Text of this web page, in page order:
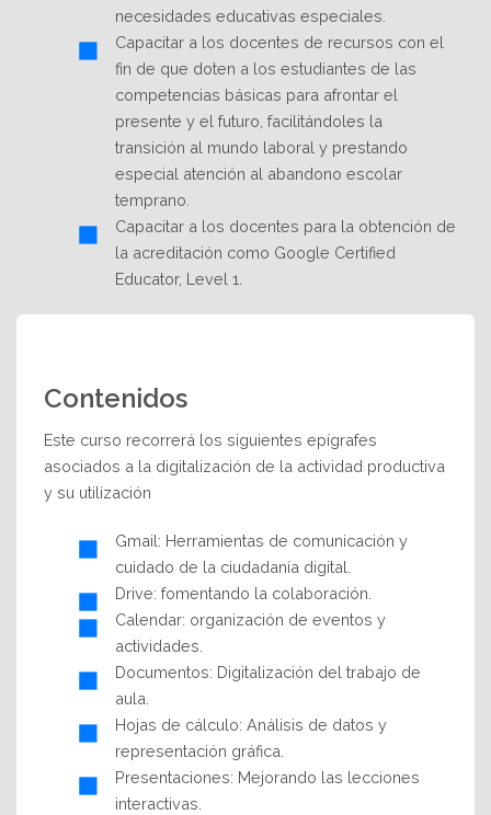
necesidades educativas especiales.
Capacitar a los docentes de recursos con el
fin de que doten a los estudiantes de las
competencias básicas para afrontar el
presente y el futuro, facilitándoles la
transición al mundo laboral y prestando
especial atención al abandono escolar
temprano.
Capacitar a los docentes para la obtención de
la acreditación como Google Certified
Educator, Level 1.
Contenidos
Este curso recorrerá los siguientes epígrafes
asociados a la digitalización de la actividad productiva
y su utilización
Gmail: Herramientas de comunicación y
cuidado de la ciudadanía digital.
Drive: fomentando la colaboración.
Calendar: organización de eventos y
actividades.
Documentos: Digitalización del trabajo de
aula.
Hojas de cálculo: Análisis de datos y
representación gráfica.
Presentaciones: Mejorando las lecciones
interactivas.